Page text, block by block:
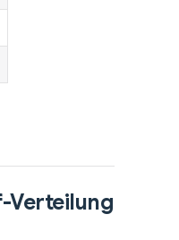
Verteilung